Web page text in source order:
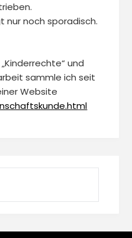
nur noch sporadisch.
und
sammle ich seit
Website